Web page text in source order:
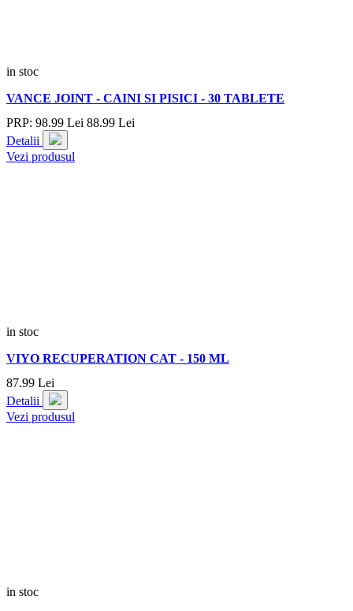
in stoc
VANCE JOINT - CAINI SI PISICI - 30 TABLETE
PRP: 98.99 Lei 88.99 Lei
Detalii
Vezi produsul
in stoc
VIYO RECUPERATION CAT - 150 ML
87.99 Lei
Detalii
Vezi produsul
in stoc